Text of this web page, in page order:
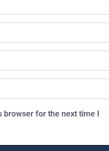
browser for the next time I